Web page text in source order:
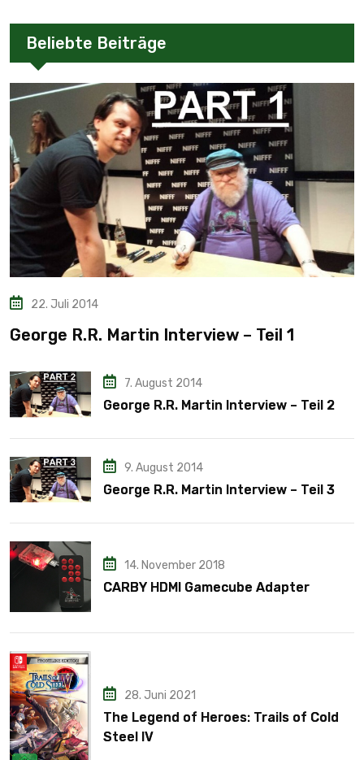
Beliebte Beiträge
22. Juli 2014
George R.R. Martin Interview – Teil 1
7. August 2014
George R.R. Martin Interview – Teil 2
9. August 2014
George R.R. Martin Interview – Teil 3
14. November 2018
CARBY HDMI Gamecube Adapter
28. Juni 2021
The Legend of Heroes: Trails of Cold
Steel IV